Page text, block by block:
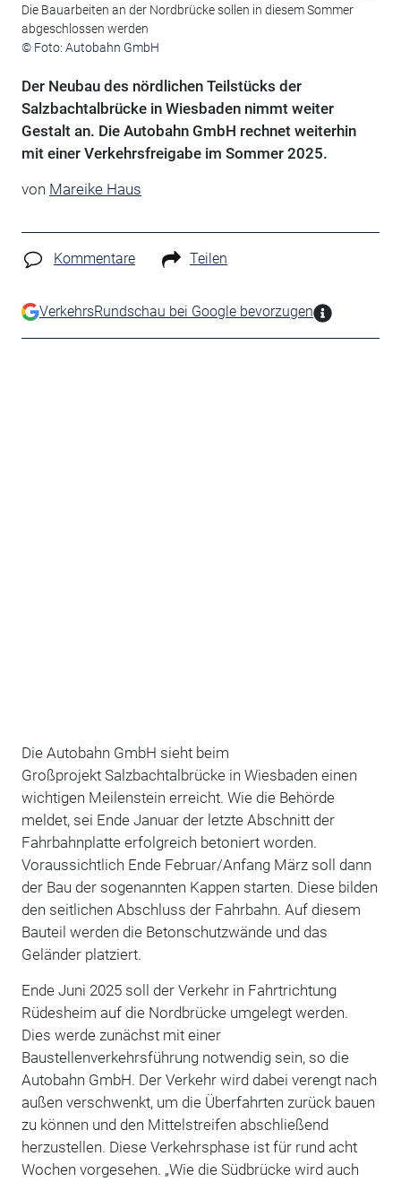
Die Bauarbeiten an der Nordbrücke sollen in diesem Sommer
abgeschlossen werden
© Foto: Autobahn GmbH
Der Neubau des nördlichen Teilstücks der
Salzbachtalbrücke in Wiesbaden nimmt weiter
Gestalt an. Die Autobahn GmbH rechnet weiterhin
mit einer Verkehrsfreigabe im Sommer 2025.
von Mareike Haus
Kommentare Teilen
VerkehrsRundschau bei Google bevorzugen
Die Autobahn GmbH sieht beim
Großprojekt Salzbachtalbrücke in Wiesbaden einen
wichtigen Meilenstein erreicht. Wie die Behörde
meldet, sei Ende Januar der letzte Abschnitt der
Fahrbahnplatte erfolgreich betoniert worden.
Voraussichtlich Ende Februar/Anfang März soll dann
der Bau der sogenannten Kappen starten. Diese bilden
den seitlichen Abschluss der Fahrbahn. Auf diesem
Bauteil werden die Betonschutzwände und das
Geländer platziert.
Ende Juni 2025 soll der Verkehr in Fahrtrichtung
Rüdesheim auf die Nordbrücke umgelegt werden.
Dies werde zunächst mit einer
Baustellenverkehrsführung notwendig sein, so die
Autobahn GmbH. Der Verkehr wird dabei verengt nach
außen verschwenkt, um die Überfahrten zurück bauen
zu können und den Mittelstreifen abschließend
herzustellen. Diese Verkehrsphase ist für rund acht
Wochen vorgesehen. „Wie die Südbrücke wird auch